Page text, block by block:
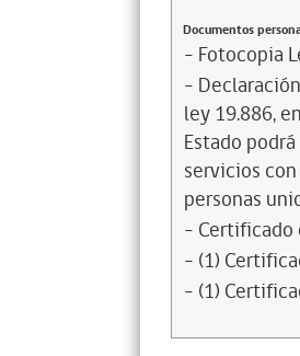
Documentos
- Fotocopia
-
ley 19.886,
Estado
servicios
personas
- Certificado
- (1)
- (1)